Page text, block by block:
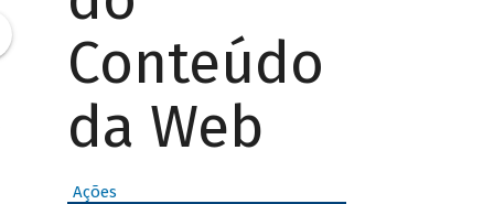
Conteúdo
da Web
Ações